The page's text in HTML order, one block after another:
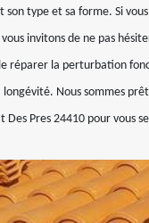
son type et sa forme. Si
invitons de ne pas
réparer la perturbation
longévité. Nous sommes
Des Pres 24410 pour vous